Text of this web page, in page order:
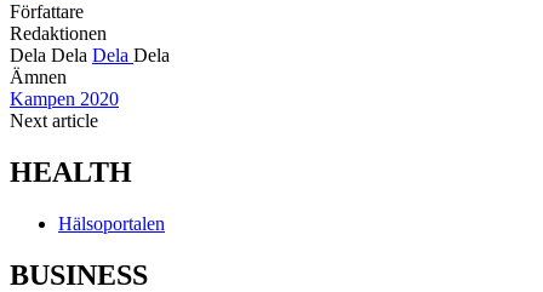
Författare
Redaktionen
Dela Dela Dela Dela
Ämnen
Kampen 2020
Next article
HEALTH
Hälsoportalen
BUSINESS